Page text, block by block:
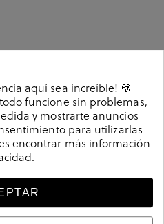
en beige. Deportiva
de goma. Línea
con cordones. La plantilla
aquí sea increíble! 🍪
funcione sin problemas,
y mostrarte anuncios
para utilizarlas
encontrar más información
.